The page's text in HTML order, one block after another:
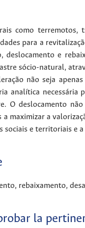
como
para a
deslocamento e
sócio-natural,
não seja
analítica
O deslocamento
maximizar a
sociais e territoriais e
, rebaixamento,
la